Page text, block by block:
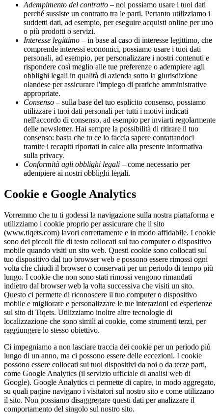
Adempimento del contratto – noi possiamo usare i tuoi dati
perché sussiste un contratto tra le parti. Pertanto utilizziamo i
suddetti dati, ad esempio, per eseguire acquisti online per uno
o più prodotti o servizi.
Interesse legittimo – in base al caso di interesse legittimo, che
comprende interessi economici, possiamo usare i tuoi dati
personali, ad esempio, per personalizzare i nostri contenuti e
rispondere così meglio alle tue preferenze o adempiere agli
obblighi legali in qualità di azienda sotto la giurisdizione
olandese per assicurare l'impiego di pratiche amministrative
appropriate.
Consenso – sulla base del tuo esplicito consenso, possiamo
utilizzare i tuoi dati personali per tutti i motivi indicati
nell'accordo di consenso, ad esempio per inviarti regolarmente
delle newsletter. Hai sempre la possibilità di ritirare il tuo
consenso: basta che tu ce lo faccia sapere contattandoci
tramite i recapiti riportati in calce alla presente informativa
sulla privacy.
Conformità agli obblighi legali – come necessario per
adempiere ai nostri obblighi legali.
Cookie e Google Analytics
Vorremmo che tu ti godessi la navigazione sulla nostra piattaforma e
utilizziamo i cookie proprio per assicurare che il sito
(www.tiqets.com) lavori correttamente e in modo affidabile. I cookie
sono dei piccoli file di testo collocati sul tuo computer o dispositivo
mobile quando visiti un sito web. Questi cookie sono collocati sul
tuo dispositivo dal tuo browser web e possono essere rimossi ogni
volta che chiudi il browser o conservati per un periodo di tempo più
lungo. I cookie che non sono stati rimossi vengono rimandati
indietro dal browser web la volta successiva che visiti un sito.
Questo ci permette di riconoscere il tuo computer o dispositivo
mobile e migliorare e personalizzare le tue interazioni ed esperienze
sul sito di Tiqets. Utilizziamo inoltre altre tecnologie di
localizzazione che sono simili ai cookie, come strumenti terzi, per
raggiungere lo stesso obiettivo.
Ci impegniamo a non lasciare traccia dei cookie per un periodo più
lungo di un anno, ma ci possono essere delle eccezioni. I cookie
possono essere collocati sui tuoi dispositivi da noi o da terze parti,
come Google Analytics (il servizio ufficiale di analisi web di
Google). Google Analytics ci permette di capire, in modo aggregato,
su quali pagine navigano i visitatori sul nostro sito e come utilizzano
il sito. Non possiamo disaggregare questi dati per analizzare il
comportamento del singolo sul nostro sito.